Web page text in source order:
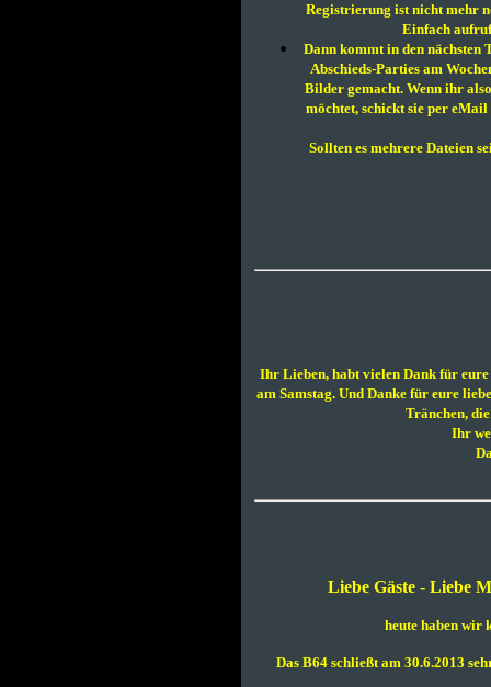
Registrierung ist nicht mehr
Einfach
Dann kommt in den nächsten
Abschieds-Parties am
Bilder gemacht. Wenn ihr
möchtet, schickt sie per
Sollten es mehrere Dateien
Ihr Lieben, habt vielen Dank für
am Samstag. Und Danke für eure
Tränchen,
Ihr
Liebe Gäste - Liebe
heute haben wir
Das B64 schließt am 30.6.2013